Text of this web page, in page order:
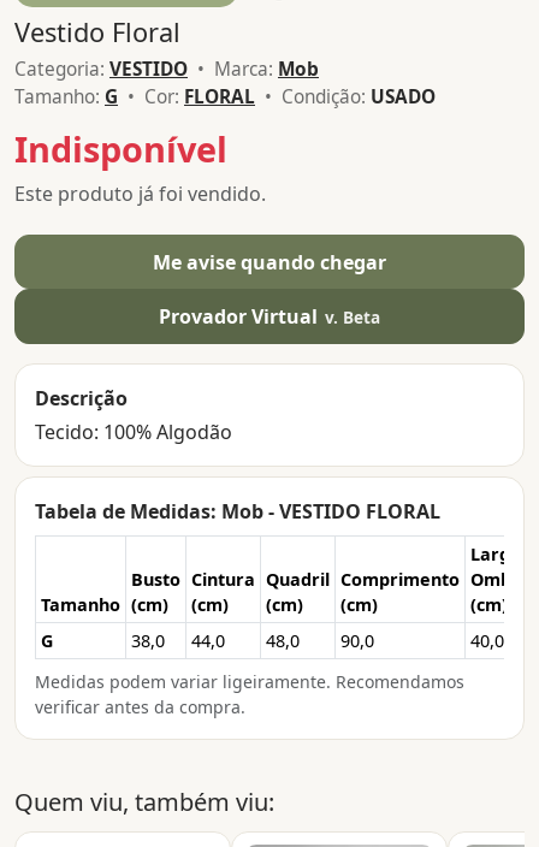
Vestido Floral
Categoria: VESTIDO • Marca: Mob
Tamanho: G • Cor: FLORAL • Condição: USADO
Indisponível
Este produto já foi vendido.
Me avise quando chegar
Provador Virtual v. Beta
Descrição
Tecido: 100% Algodão
Tabela de Medidas: Mob - VESTIDO FLORAL
Tamanho
Busto
(cm)
Cintura
(cm)
Quadril
(cm)
Comprimento
(cm)
Larg.
Ombro
(cm)
G
38,0 44,0 48,0 90,0
40,0
Medidas podem variar ligeiramente. Recomendamos
verificar antes da compra.
Quem viu, também viu: